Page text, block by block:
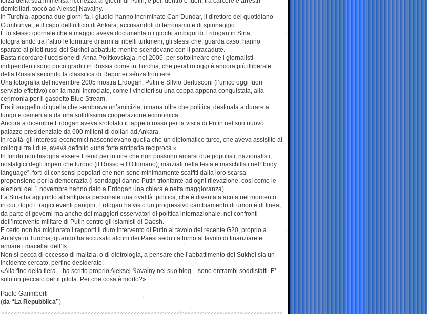
domiciliari, toccò ad Aleksej Navalny.
In Turchia, appena due giorni fa, i giudici hanno incriminato Can Dundar, il direttore del quotidiano
Cumhuriyet, e il capo dell’ufficio di Ankara, accusandoli di terrorismo e di spionaggio.
È lo stesso giornale che a maggio aveva documentato i giochi ambigui di Erdogan in Siria,
fotografando tra l’altro le forniture di armi ai ribelli turkmeni, gli stessi che, guarda caso, hanno
sparato ai piloti russi del Sukhoi abbattuto mentre scendevano con il paracadute.
Basta ricordare l’uccisione di Anna Politkovskaja, nel 2006, per sottolineare che i giornalisti
indipendenti sono poco graditi in Russia come in Turchia, che peraltro oggi è ancora più illiberale
della Russia secondo la classifica di Reporter senza frontiere.
Una fotografia del novembre 2005 mostra Erdogan, Putin e Silvio Berlusconi (l’unico oggi fuori
servizio effettivo) con la mani incrociate, come i vincitori su una coppa appena conquistata, alla
cerimonia per il gasdotto Blue Stream.
Era il suggello di quella che sembrava un’amicizia, umana oltre che politica, destinata a durare a
lungo e cementata da una solidissima cooperazione economica.
Ancora a dicembre Erdogan aveva srotolato il tappeto rosso per la visita di Putin nel suo nuovo
palazzo presidenziale da 600 milioni di dollari ad Ankara.
In realtà gli interessi economici nascondevano quella che un diplomatico turco, che aveva assistito ai
colloqui tra i due, aveva definito «una forte antipatia reciproca ».
In fondo non bisogna essere Freud per intuire che non possono amarsi due populisti, nazionalisti,
nostalgici degli Imperi che furono (il Russo e l’Ottomano), marziali nella testa e maschilisti nel “body
language”, forti di consensi popolari che non sono minimamente scalfiti dalla loro scarsa
propensione per la democrazia (i sondaggi danno Putin trionfante ad ogni rilevazione, così come le
elezioni del 1 novembre hanno dato a Erdogan una chiara e netta maggioranza).
La Siria ha aggiunto all’antipatia personale una rivalità politica, che è diventata acuta nel momento
in cui, dopo i tragici eventi parigini, Erdogan ha visto un progressivo cambiamento di umori e di linea,
da parte di governi ma anche dei maggiori osservatori di politica internazionale, nei confronti
dell’intervento militare di Putin contro gli islamisti di Daesh.
E certo non ha migliorato i rapporti il duro intervento di Putin al tavolo del recente G20, proprio a
Antalya in Turchia, quando ha accusato alcuni dei Paesi seduti attorno al tavolo di finanziare e
armare i macellai dell’Is.
Non si pecca di eccesso di malizia, o di dietrologia, a pensare che l’abbattimento del Sukhoi sia un
incidente cercato, perfino desiderato.
«Alla fine della fiera – ha scritto proprio Aleksej Navalny nel suo blog – sono entrambi soddisfatti. E’
solo un peccato per il pilota. Per che cosa è morto?».
Paolo Garimberti
(da “La Repubblica”)